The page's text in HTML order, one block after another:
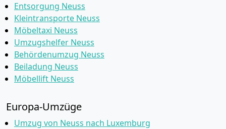
Entsorgung Neuss
Kleintransporte Neuss
Möbeltaxi Neuss
Umzugshelfer Neuss
Behördenumzug Neuss
Beiladung Neuss
Möbellift Neuss
Europa-Umzüge
Umzug von Neuss nach Luxemburg